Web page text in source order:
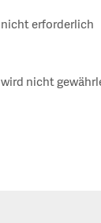
nicht erforderlich
wird nicht